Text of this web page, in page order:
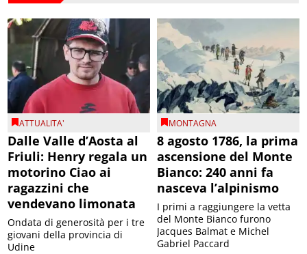
ATTUALITA'
Dalle Valle d’Aosta al
Friuli: Henry regala un
motorino Ciao ai
ragazzini che
vendevano limonata
Ondata di generosità per i tre
giovani della provincia di
Udine
MONTAGNA
8 agosto 1786, la prima
ascensione del Monte
Bianco: 240 anni fa
nasceva l’alpinismo
I primi a raggiungere la vetta
del Monte Bianco furono
Jacques Balmat e Michel
Gabriel Paccard